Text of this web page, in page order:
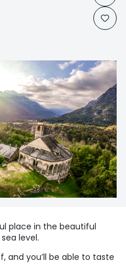
place in the beautiful
level.
and you’ll be able to taste